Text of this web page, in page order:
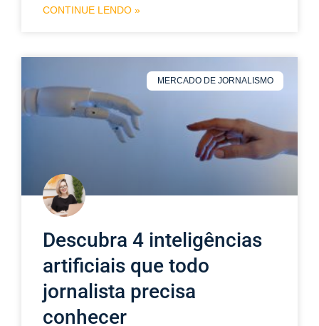
CONTINUE LENDO »
MERCADO DE JORNALISMO
Descubra 4 inteligências
artificiais que todo
jornalista precisa
conhecer